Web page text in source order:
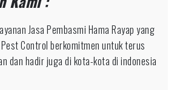
Jasa Pembasmi Hama Rayap yang
Control berkomitmen untuk terus
dan hadir juga di kota-kota di indonesia